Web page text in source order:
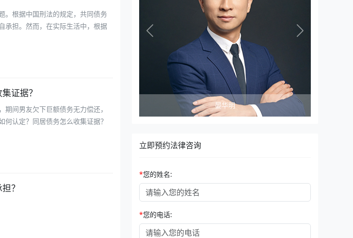
。根据中国刑法的规定，共同债务
承担。然而，在实际生活中，根据
证据？
间男友欠下巨额债务无力偿还，
认定？同居债务怎么收集证据？
？
晏华明
Previous Next
立即预约法律咨询
*您的姓名:
*您的电话: